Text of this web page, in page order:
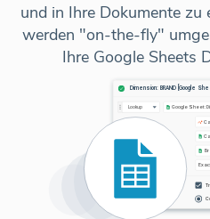
und in Ihre Dokumente
werden "on-the-fly"
Ihre Google Sheets